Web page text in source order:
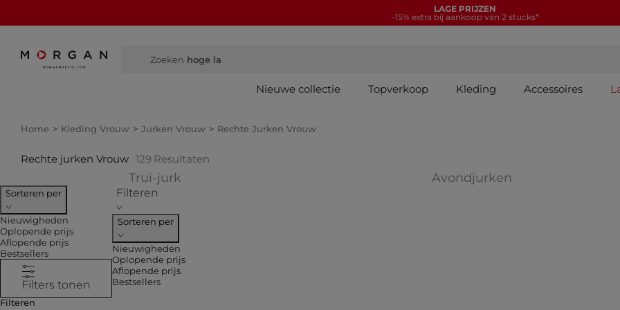
LAGE PRIJZEN
-15% extra bij aankoop van 2 stucks*
Zoeken hoge laarz
Nieuwe collectie Topverkoop Kleding Accessoires
Home Kleding Vrouw Jurken Vrouw Rechte Jurken Vrouw
Rechte jurken Vrouw 129 Resultaten
Trui-jurk Avondjurken Verfijnen op
Sorteren per
Nieuwigheden
Oplopende prijs
Aflopende prijs
Bestsellers
Filters tonen
Filteren
Sorteren per
Nieuwigheden
Oplopende prijs
Aflopende prijs
Bestsellers
Filteren